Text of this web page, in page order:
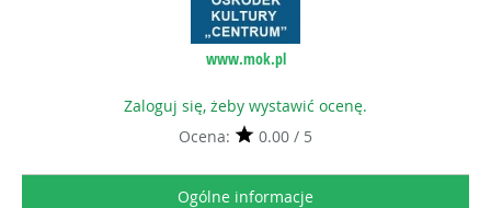
www.mok.pl
Zaloguj się, żeby wystawić ocenę.
Ocena:
0.00 / 5
Ogólne informacje